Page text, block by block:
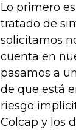
Lo primero
tratado de
solicitamos
cuenta en
pasamos a
de que está
riesgo
Colcap y los